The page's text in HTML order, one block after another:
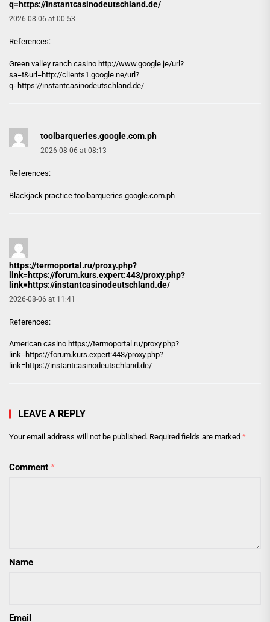
q=https://instantcasinodeutschland.de/
2026-08-06 at 00:53
References:
Green valley ranch casino http://www.google.je/url?
sa=t&url=http://clients1.google.ne/url?
q=https://instantcasinodeutschland.de/
toolbarqueries.google.com.ph
2026-08-06 at 08:13
References:
Blackjack practice toolbarqueries.google.com.ph
https://termoportal.ru/proxy.php?
link=https://forum.kurs.expert:443/proxy.php?
link=https://instantcasinodeutschland.de/
2026-08-06 at 11:41
References:
American casino https://termoportal.ru/proxy.php?
link=https://forum.kurs.expert:443/proxy.php?
link=https://instantcasinodeutschland.de/
LEAVE A REPLY
Your email address will not be published. Required fields are marked *
Comment *
Name
Email